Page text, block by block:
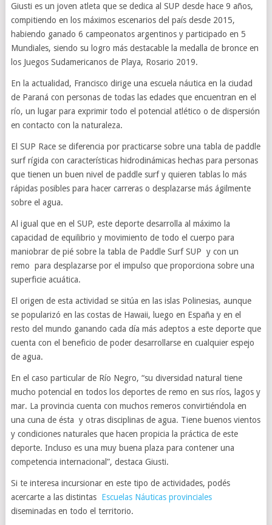
Giusti es un joven atleta que se dedica al SUP desde hace 9 años,
compitiendo en los máximos escenarios del país desde 2015,
habiendo ganado 6 campeonatos argentinos y participado en 5
Mundiales, siendo su logro más destacable la medalla de bronce en
los Juegos Sudamericanos de Playa, Rosario 2019.
En la actualidad, Francisco dirige una escuela náutica en la ciudad
de Paraná con personas de todas las edades que encuentran en el
río, un lugar para exprimir todo el potencial atlético o de dispersión
en contacto con la naturaleza.
El SUP Race se diferencia por practicarse sobre una tabla de paddle
surf rígida con características hidrodinámicas hechas para personas
que tienen un buen nivel de paddle surf y quieren tablas lo más
rápidas posibles para hacer carreras o desplazarse más ágilmente
sobre el agua.
Al igual que en el SUP, este deporte desarrolla al máximo la
capacidad de equilibrio y movimiento de todo el cuerpo para
maniobrar de pié sobre la tabla de Paddle Surf SUP y con un
remo para desplazarse por el impulso que proporciona sobre una
superficie acuática.
El origen de esta actividad se sitúa en las islas Polinesias, aunque
se popularizó en las costas de Hawaii, luego en España y en el
resto del mundo ganando cada día más adeptos a este deporte que
cuenta con el beneficio de poder desarrollarse en cualquier espejo
de agua.
En el caso particular de Río Negro, “su diversidad natural tiene
mucho potencial en todos los deportes de remo en sus ríos, lagos y
mar. La provincia cuenta con muchos remeros convirtiéndola en
una cuna de ésta y otras disciplinas de agua. Tiene buenos vientos
y condiciones naturales que hacen propicia la práctica de este
deporte. Incluso es una muy buena plaza para contener una
competencia internacional”, destaca Giusti.
Si te interesa incursionar en este tipo de actividades, podés
acercarte a las distintas Escuelas Náuticas provinciales
diseminadas en todo el territorio.